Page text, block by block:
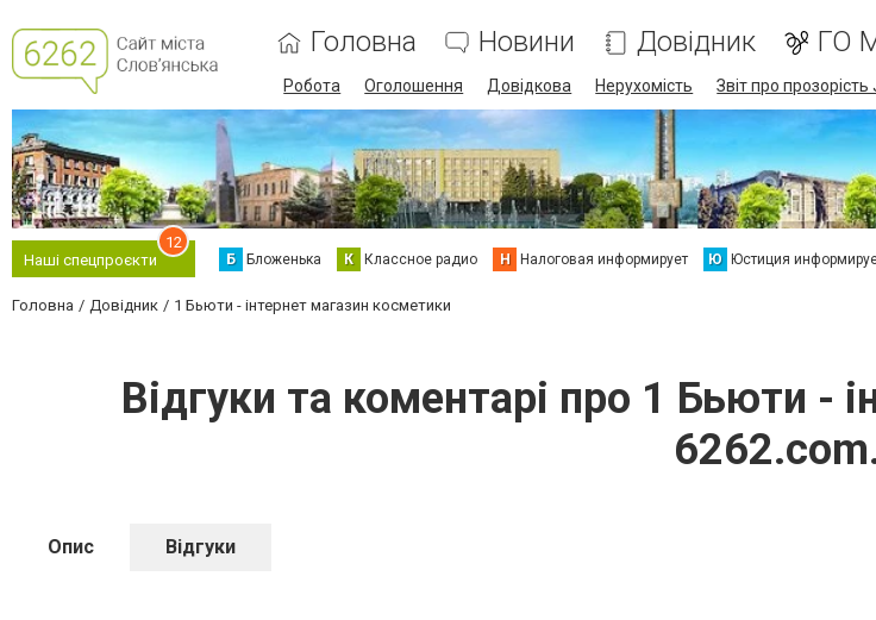
Головна Новини Довідник ГО
Робота Оголошення Довідкова Нерухомість Звіт про прозорість
Наші спецпроєкти
12
Б Бложенька К Классное радио Н Налоговая информирует Ю Юстиция
Головна Довідник 1 Бьюти - інтернет магазин косметики
Відгуки та коментарі про 1 Бьюти -
Опис Відгуки